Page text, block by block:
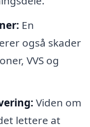
En
også skader
VVS og
Viden om
lettere at